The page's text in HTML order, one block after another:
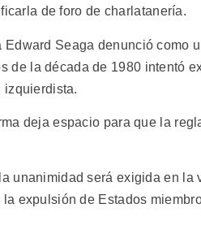
de foro de charlatanería.
Edward Seaga denunció como
de la década de 1980 intentó
izquierdista.
deja espacio para que la
unanimidad será exigida en la
expulsión de Estados